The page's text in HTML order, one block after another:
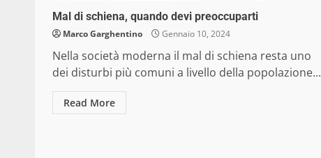
Mal di schiena, quando devi preoccuparti
Marco Garghentino Gennaio 10, 2024
Nella società moderna il mal di schiena resta uno
dei disturbi più comuni a livello della popolazione...
Read More